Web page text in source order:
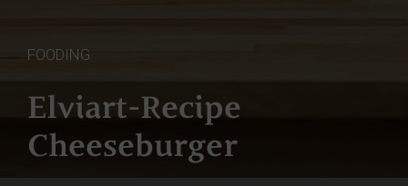
FOODING
Elviart-Recipe
Cheeseburger